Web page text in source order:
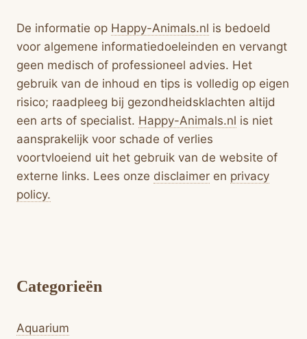
2026
De informatie op Happy-Animals.nl is bedoeld
voor algemene informatiedoeleinden en vervangt
geen medisch of professioneel advies. Het
gebruik van de inhoud en tips is volledig op eigen
risico; raadpleeg bij gezondheidsklachten altijd
een arts of specialist. Happy-Animals.nl is niet
aansprakelijk voor schade of verlies
voortvloeiend uit het gebruik van de website of
externe links. Lees onze disclaimer en privacy
policy.
Categorieën
Aquarium